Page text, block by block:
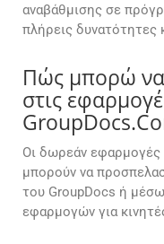
αναβάθμισης σε
πλήρεις δυνατότητες
Πώς μπορώ
στις
Οι δωρεάν εφαρμογές
μπορούν να
του GroupDocs ή
εφαρμογών για